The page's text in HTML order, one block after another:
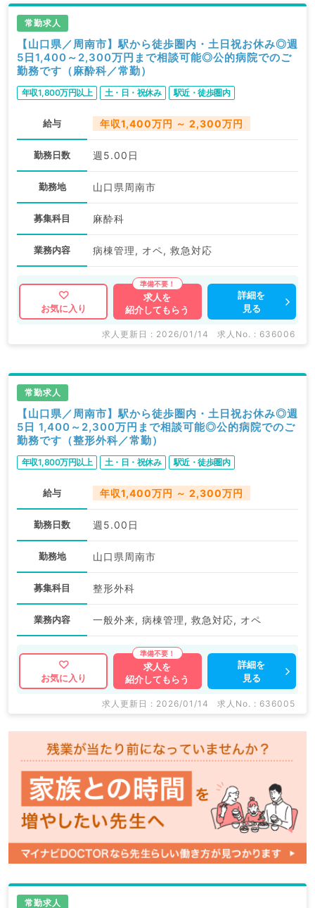
常勤求人
【山口県／周南市】駅から徒歩圏内・土日祝お休み◎週
5日1,400～2,300万円まで相談可能◎公的病院でのご
勤務です（麻酔科／常勤）
年収1,800万円以上 土・日・祝休み 駅近・徒歩圏内
給与 年収1,400万円 ～ 2,300万円
勤務日数 週5.00日
勤務地 山口県周南市
募集科目 麻酔科
業務内容 病棟管理, オペ, 救急対応
お気に入り
求人を
紹介してもらう
詳細を
見る
求人更新日 : 2026/01/14 求人No. : 636006
常勤求人
【山口県／周南市】駅から徒歩圏内・土日祝お休み◎週
5日 1,400～2,300万円まで相談可能◎公的病院でのご
勤務です（整形外科／常勤）
年収1,800万円以上 土・日・祝休み 駅近・徒歩圏内
給与 年収1,400万円 ～ 2,300万円
勤務日数 週5.00日
勤務地 山口県周南市
募集科目 整形外科
業務内容 一般外来, 病棟管理, 救急対応, オペ
お気に入り
求人を
紹介してもらう
詳細を
見る
求人更新日 : 2026/01/14 求人No. : 636005
常勤求人